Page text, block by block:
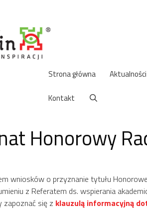
Strona główna Aktualności
Kontakt
Honorowy
wniosków o przyznanie tytułu
z Referatem ds. wspierania
zapoznać się z klauzulą informacyjną